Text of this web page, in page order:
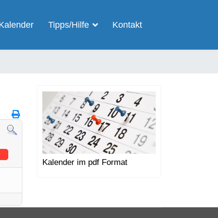
Tipps/Hilfe Kontakt
Kalender im pdf Format